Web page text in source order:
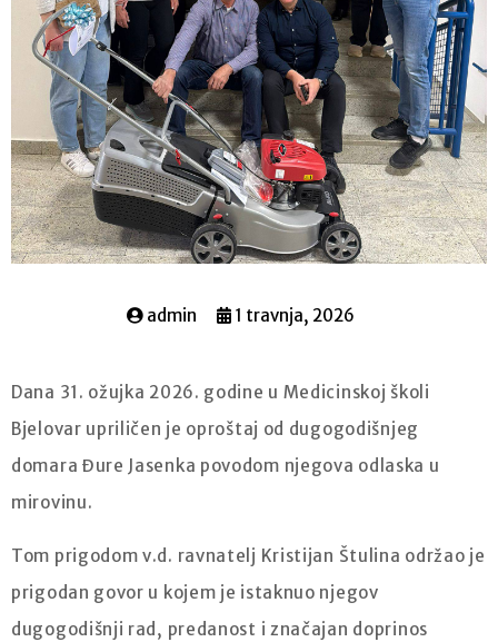
admin 1 travnja, 2026
Dana 31. ožujka 2026. godine u Medicinskoj školi
Bjelovar upriličen je oproštaj od dugogodišnjeg
domara Đure Jasenka povodom njegova odlaska u
mirovinu.
Tom prigodom v.d. ravnatelj Kristijan Štulina održao je
prigodan govor u kojem je istaknuo njegov
dugogodišnji rad, predanost i značajan doprinos